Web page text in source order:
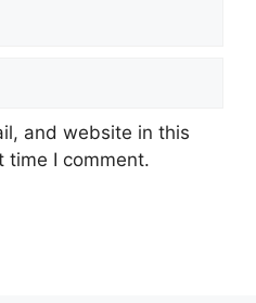
and website in this
time I comment.